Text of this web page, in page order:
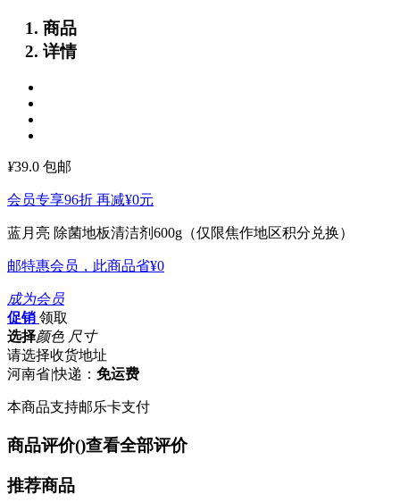
商品
详情
¥39.0 包邮
会员专享96折 再减¥0元
蓝月亮 除菌地板清洁剂600g（仅限焦作地区积分兑换）
邮特惠会员，此商品省¥0
成为会员
促销 领取
选择颜色 尺寸
请选择收货地址
河南省|快递： 免运费
本商品支持邮乐卡支付
商品评价()查看全部评价
推荐商品